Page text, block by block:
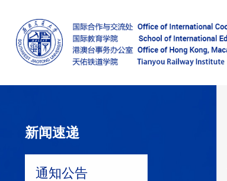
新闻速递
通知公告